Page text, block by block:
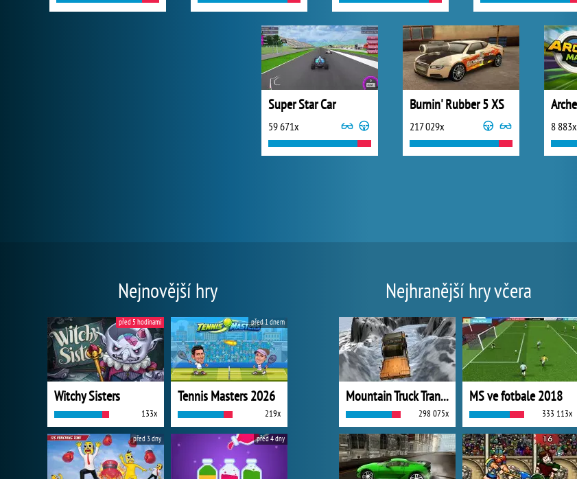
Super Star Car
59 671x
Burnin' Rubber 5 XS
217 029x 8 883x
Nejnovější hry
Witchy Sisters
133x
před 5 hodinami
Tennis Masters 2026
219x
před 1 dnem
před 3 dny před 4 dny
Nejhranější hry včera
Mountain Truck Transport
298 075x
MS ve fotbale 2018
333 113x